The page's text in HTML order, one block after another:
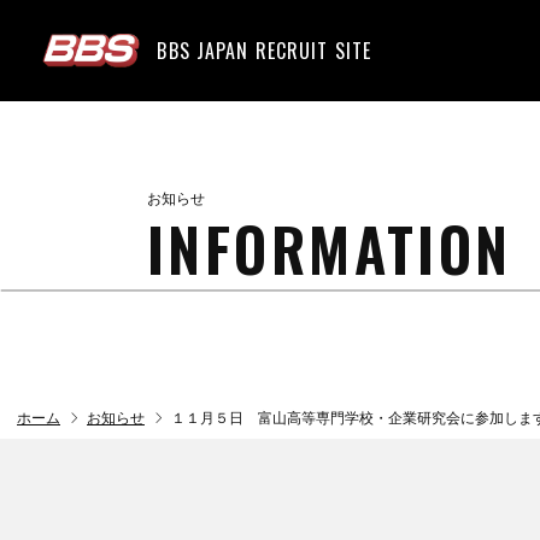
BBS JAPAN RECRUIT SITE
お知らせ
INFORMATION
ホーム chevron_right お知らせ chevron_right １１月５日 富山高等専門学校・企業研究会に参加しま